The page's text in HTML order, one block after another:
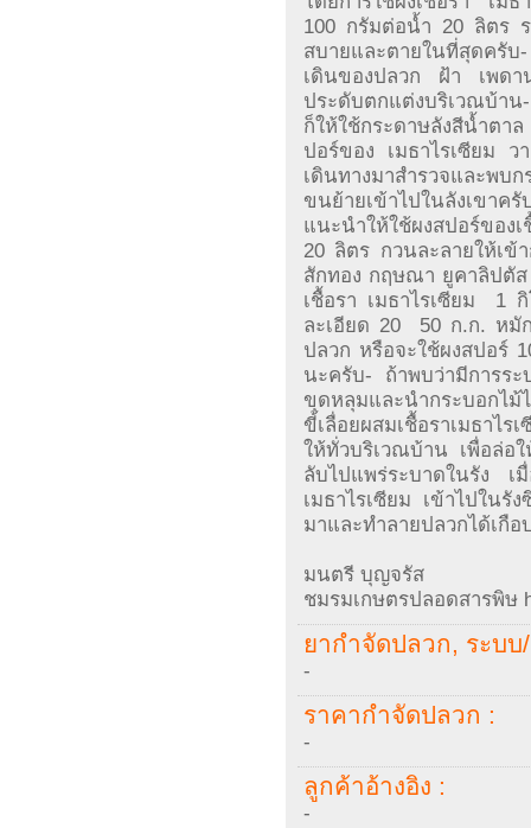
100 กรัมต่อน้ำ 20 ลิตร ร
สบายและตายในที่สุดครับ-
เดินของปลวก ฝ้า เพด
ประดับตกแต่งบริเวณบ้าน
ก็ให้ใช้กระดาษลังสีน้ำตา
ปอร์ของ เมธาไรเซียม
เดินทางมาสำรวจและพบ
ขนย้ายเข้าไปในลังเขาค
แนะนำให้ใช้ผงสปอร์ของเ
20 ลิตร กวนละลายให้เ
สักทอง กฤษณา ยูคาลิปตัส
เชื้อรา เมธาไรเซียม 
ละเอียด 20  50 ก.ก. ห
ปลวก หรือจะใช้ผงสปอร์
นะครับ- ถ้าพบว่ามีการระ
ขุดหลุมและนำกระบอกไม้
ขี้เลื่อยผสมเชื้อราเมธาไร
ให้ทั่วบริเวณบ้าน เพื่อล่อ
ลับไปแพร่ระบาดในรัง เ
เมธาไรเซียม เข้าไปในรั
มาและทำลายปลวกได้เกือ
มนตรี บุญจรัส
ชมรมเกษตรปลอดสารพิษ
ยากำจัดปลวก, ระบ
-
ราคากำจัดปลวก :
-
ลูกค้าอ้างอิง :
-